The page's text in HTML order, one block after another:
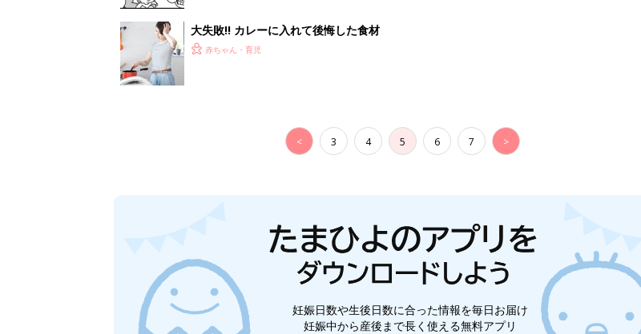
大失敗!! カレーに入れて後悔した食材
赤ちゃん・育児
< 3 4 5 6 7 >
妊娠日数や生後日数に合った情報を毎日お届け
妊娠中から産後まで長く使える無料アプリ